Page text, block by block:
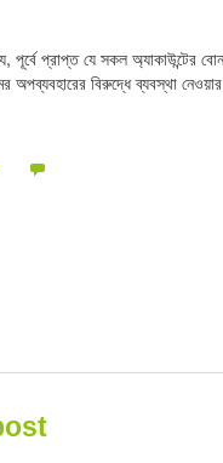
প্রাপ্ত যে সকল অ্যাকাউন্টের
অপব্যবহারের বিরুদ্ধে ব্যবস্থা